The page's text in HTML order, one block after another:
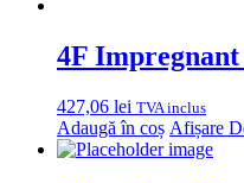
4F
427,06 lei TVA inclus
Adaugă în coș Afișare